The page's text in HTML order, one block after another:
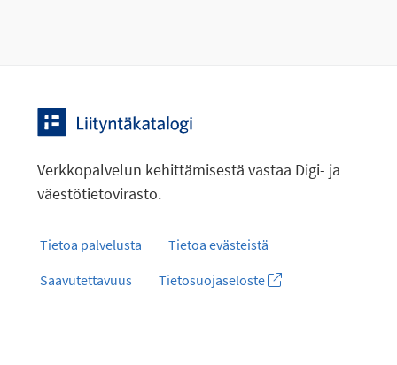
Verkkopalvelun kehittämisestä vastaa Digi- ja
väestötietovirasto.
Tietoa palvelusta
Tietoa evästeistä
Saavutettavuus
Tietosuojaseloste